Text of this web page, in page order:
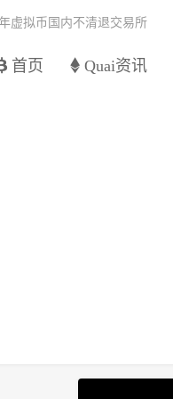
首页 Quai资讯
虚拟币国内不清退交易所